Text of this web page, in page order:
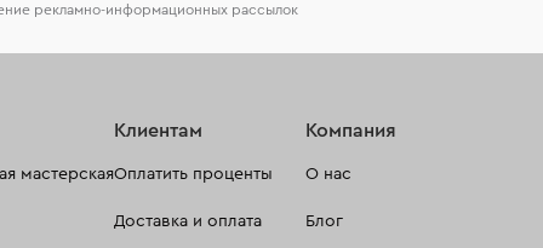
рекламно-информационных рассылок
мастерская
Клиентам
Оплатить проценты
Доставка и оплата
Компания
О нас
Блог